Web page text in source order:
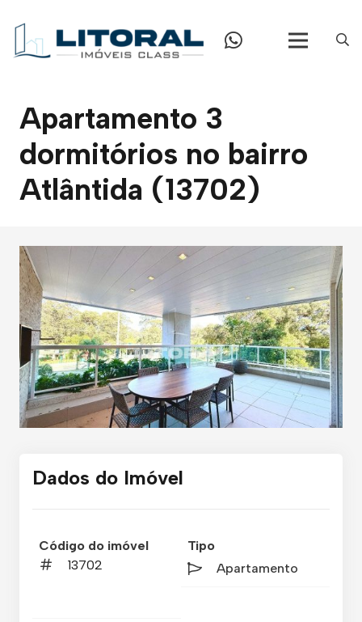
Apartamento 3
dormitórios no bairro
Atlântida (13702)
Dados do Imóvel
Código do imóvel
13702
Tipo
Apartamento